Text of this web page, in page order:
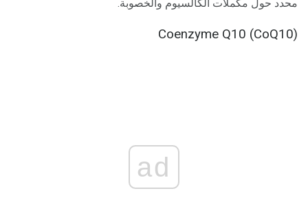
محدد حول مكملات الكالسيوم والخصوبة.
Coenzyme Q10 (CoQ10)
ad